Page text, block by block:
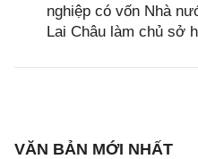
nghiệp có vốn Nhà
Lai Châu làm chủ sở
VĂN BẢN MỚI NHẤT